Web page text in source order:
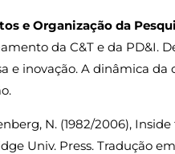
e Organização da
da C&T e da PD&I.
e inovação. A dinâmica
N. (1982/2006),
Univ. Press. Tradução